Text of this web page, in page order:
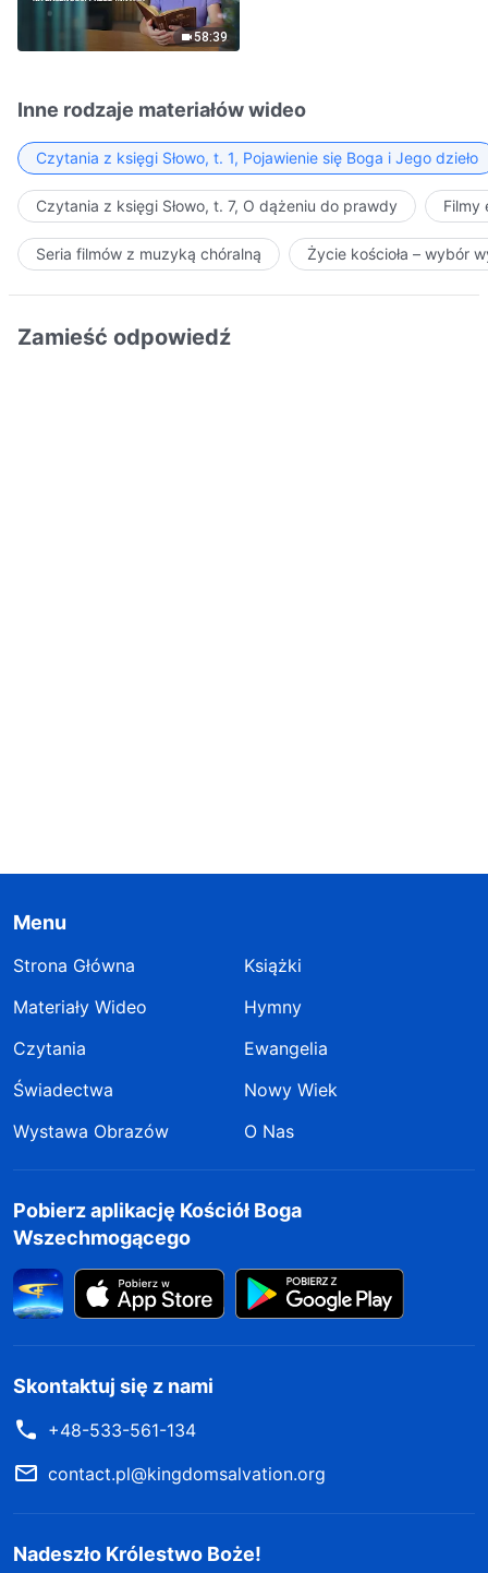
58:39
Inne rodzaje materiałów wideo
Czytania z księgi Słowo, t. 1, Pojawienie się Boga i Jego dzieło
Czytania z księgi Słowo, t. 7, O dążeniu do prawdy Filmy
Seria filmów z muzyką chóralną Życie kościoła – wybór
Zamieść odpowiedź
Menu
Strona Główna
Książki
Materiały Wideo
Hymny
Czytania
Ewangelia
Świadectwa
Nowy Wiek
Wystawa Obrazów
O Nas
Pobierz aplikację Kościół Boga
Wszechmogącego
Skontaktuj się z nami
+48-533-561-134
contact.pl@kingdomsalvation.org
Nadeszło Królestwo Boże!